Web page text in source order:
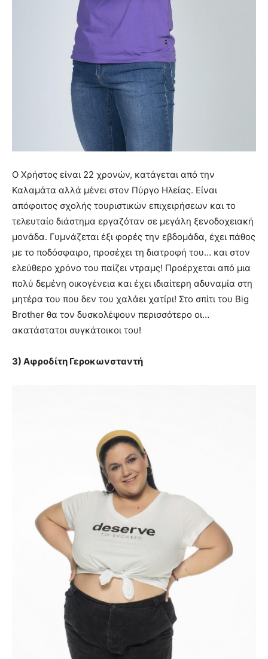
Ο Χρήστος είναι 22 χρονών, κατάγεται από την
Καλαμάτα αλλά μένει στον Πύργο Ηλείας. Είναι
απόφοιτος σχολής τουριστικών επιχειρήσεων και το
τελευταίο διάστημα εργαζόταν σε μεγάλη ξενοδοχειακή
μονάδα. Γυμνάζεται έξι φορές την εβδομάδα, έχει πάθος
με το ποδόσφαιρο, προσέχει τη διατροφή του… και στον
ελεύθερο χρόνο του παίζει ντραμς! Προέρχεται από μια
πολύ δεμένη οικογένεια και έχει ιδιαίτερη αδυναμία στη
μητέρα του που δεν του χαλάει χατίρι! Στο σπίτι του Big
Brother θα τον δυσκολέψουν περισσότερο οι…
ακατάστατοι συγκάτοικοι του!
3) Αφροδίτη Γεροκωνσταντή